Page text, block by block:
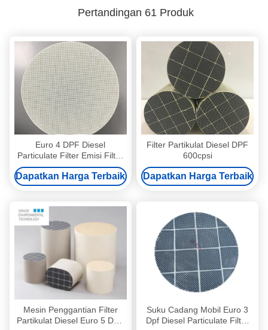
Pertandingan 61 Produk
Euro 4 DPF Diesel
Particulate Filter Emisi Filter
Gas Buang FAP
Dapatkan Harga Terbaik
Filter Partikulat Diesel DPF
600cpsi
Dapatkan Harga Terbaik
Mesin Penggantian Filter
Partikulat Diesel Euro 5 DPF
Suku Cadang Mobil Euro 3
Dpf Diesel Particulate Filter